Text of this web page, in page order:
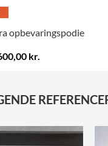
opbevaringspodie
kr.